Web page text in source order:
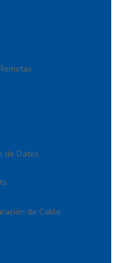
de Datos
de Cable